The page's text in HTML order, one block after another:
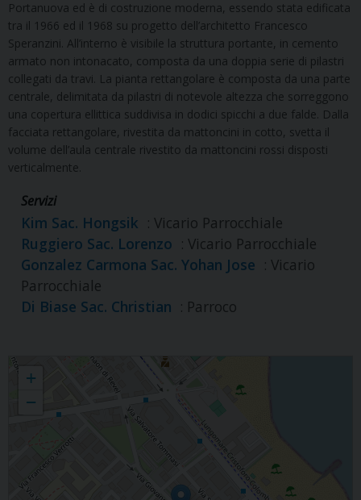
Portanuova ed è di costruzione moderna, essendo stata edificata
tra il 1966 ed il 1968 su progetto dell’architetto Francesco
Speranzini. All’interno è visibile la struttura portante, in cemento
armato non intonacato, composta da una doppia serie di pilastri
collegati da travi. La pianta rettangolare è composta da una parte
centrale, delimitata da pilastri di notevole altezza che sorreggono
una copertura ellittica suddivisa in dodici spicchi a due falde. Dalla
facciata rettangolare, rivestita da mattoncini in cotto, svetta il
volume dell’aula centrale rivestito da mattoncini rossi disposti
verticalmente.
Servizi
Kim Sac. Hongsik : Vicario Parrocchiale
Ruggiero Sac. Lorenzo : Vicario Parrocchiale
Gonzalez Carmona Sac. Yohan Jose : Vicario
Parrocchiale
Di Biase Sac. Christian : Parroco
S. CATERINA DA SIENA
+
−